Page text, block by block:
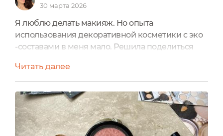
30 марта 2026
Я люблю делать макияж. Но опыта
использования декоративной косметики с эко
-составами в меня мало. Решила поделиться
удовольствием.Тени-однушки австралийского
бренда Zui Organic в оттенке Raisin.Вообще
бренд мне знаком по трем видам теней-
однушек, румянам (о них писала здесь отзыв
давненько) и средствам для губ. Все
понравилось. Все произвело хорошее
Читать далее